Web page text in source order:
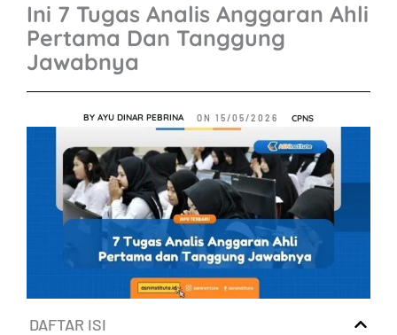
Ini 7 Tugas Analis Anggaran Ahli
Pertama Dan Tanggung
Jawabnya
BY AYU DINAR PEBRINA ON 15/05/2026 CPNS
DAFTAR ISI